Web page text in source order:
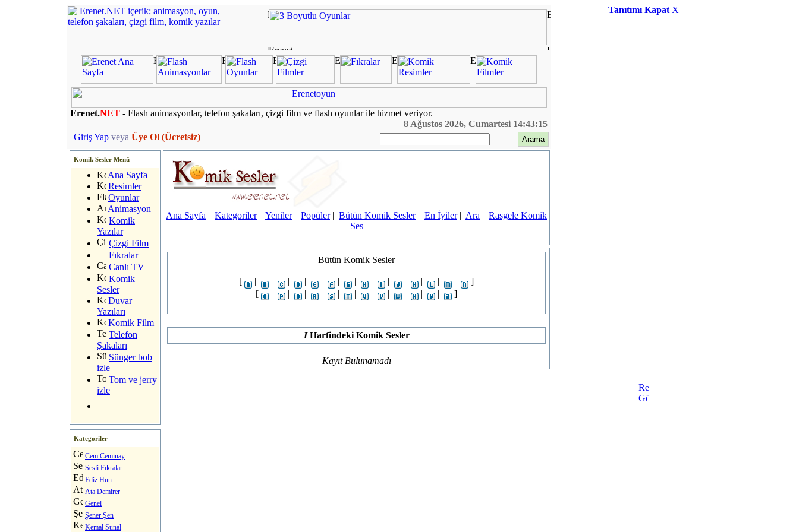
Erenet.NET - Flash animasyonlar, telefon şakaları, çizgi film ve flash oyunlar ile hizmet veriyor.
8 Ağustos 2026, Cumartesi 14:43:15
Giriş Yap veya Üye Ol (Ücretsiz)
Komik Sesler Menü
Ana Sayfa
Resimler
Oyunlar
Animasyon
Komik
Yazılar
Çizgi Film
Fıkralar
Canlı TV
Komik
Sesler
Duvar
Yazıları
Komik Film
Telefon
Şakaları
Sünger bob
izle
Tom ve jerry
izle
Kategoriler
Cem Ceminay
Sesli Fıkralar
Ediz Hun
Ata Demirer
Genel
Şener Şen
Kemal Sunal
Ana Sayfa | Kategoriler| Yeniler| Popüler| Bütün Komik Sesler| En İyiler| Ara | Rasgele Komik
Ses
Bütün Komik Sesler
[ | | | | | | | | | | | | |
]
[
| | | | | | | | | | | ]
IHarfindeki Komik Sesler
Kayıt Bulunamadı
Tanıtımı Kapat X